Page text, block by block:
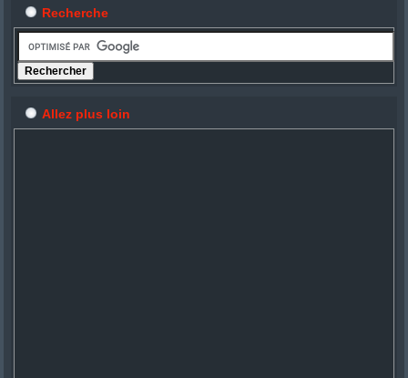
Recherche
Allez plus loin